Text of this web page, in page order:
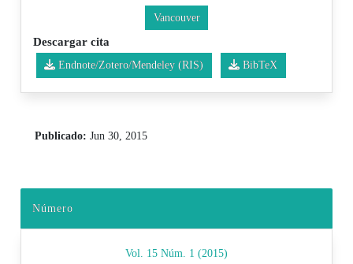
Vancouver
Descargar cita
Endnote/Zotero/Mendeley (RIS) BibTeX
Publicado: Jun 30, 2015
Número
Vol. 15 Núm. 1 (2015)